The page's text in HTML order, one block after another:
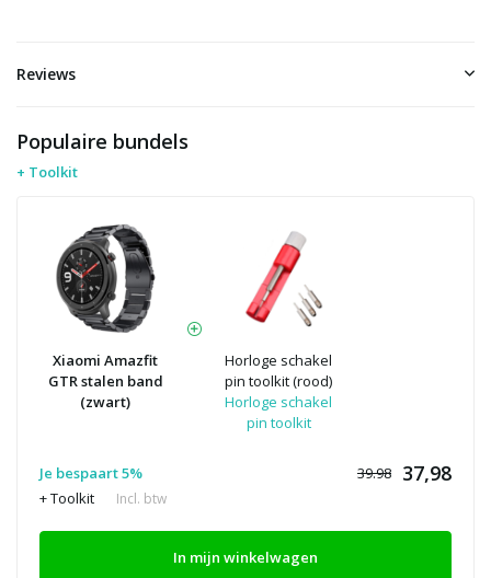
Reviews
Populaire bundels
+ Toolkit
Xiaomi Amazfit
GTR stalen band
(zwart)
Horloge schakel
pin toolkit (rood)
Horloge schakel
pin toolkit
Je bespaart 5% 39.98 37,98
+ Toolkit Incl. btw
In mijn winkelwagen